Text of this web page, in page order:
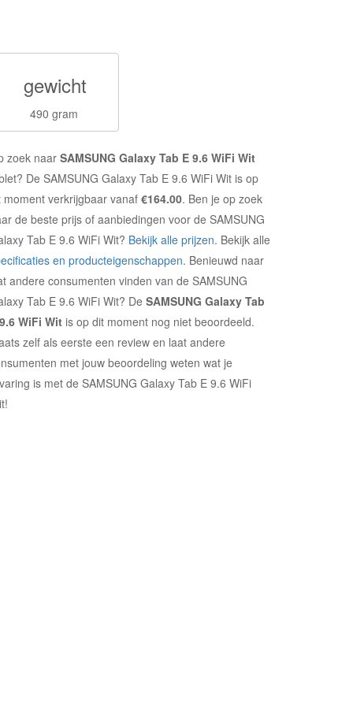
gewicht
490 gram
zoek naar SAMSUNG Galaxy Tab E 9.6 WiFi Wit
De SAMSUNG Galaxy Tab E 9.6 WiFi Wit is op
moment verkrijgbaar vanaf€164.00. Ben je op zoek
de beste prijs of aanbiedingen voor de SAMSUNG
Tab E 9.6 WiFi Wit? Bekijk alle prijzen. Bekijk alle
en producteigenschappen. Benieuwd naar
andere consumenten vinden van de SAMSUNG
Tab E 9.6 WiFi Wit? De SAMSUNG Galaxy Tab
WiFi Witis op dit moment nog niet beoordeeld.
zelf als eerste een review en laat andere
met jouw beoordeling weten wat je
is met de SAMSUNG Galaxy Tab E 9.6 WiFi